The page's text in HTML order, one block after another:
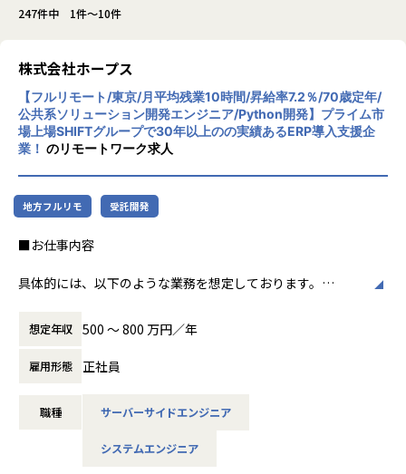
247件中 1件～10件
株式会社ホープス
【フルリモート/東京/月平均残業10時間/昇給率7.2％/70歳定年/
公共系ソリューション開発エンジニア/Python開発】プライム市
場上場SHIFTグループで30年以上のの実績あるERP導入支援企
業！ のリモートワーク求人
地方フルリモ 受託開発
■お仕事内容
具体的には、以下のような業務を想定しております。
・業務システムへのアドオン開発
・Pythonを用いたバックエンド開発
・Reactを用いたフロントエンド開発
・要件定義～設計、実装、テスト、保守までの一連の工程
ただきます。
売上過去最高記録を更新している当社では、今まさに第二次
想定年収 500 〜 800 万円／年
雇用形態 正社員
職種 サーバーサイドエンジニア
システムエンジニア